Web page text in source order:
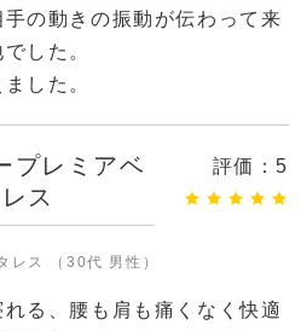
の動きの振動が伝わって来
した。
した。
プレミアベ
ス
評価：5
ス （30代 男性）
る、腰も肩も痛くなく快適